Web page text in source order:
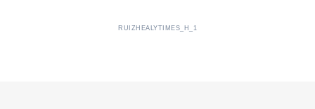
RUIZHEALYTIMES_H_1